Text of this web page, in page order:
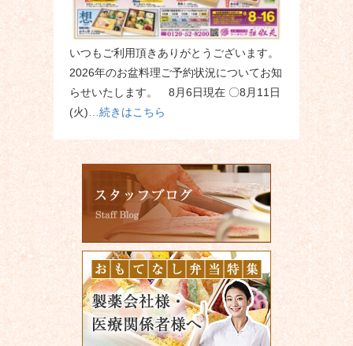
いつもご利用頂きありがとうございます。
2026年のお盆料理ご予約状況についてお知
らせいたします。 8月6日現在 〇8月11日
(火) …続きはこちら